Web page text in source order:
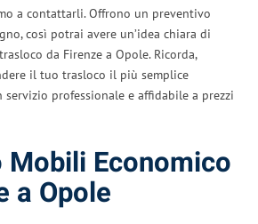
a contattarli. Offrono un preventivo
così potrai avere un’idea chiara di
da Firenze a Opole. Ricorda,
il tuo trasloco il più semplice
servizio professionale e affidabile a prezzi
Economico
a Opole